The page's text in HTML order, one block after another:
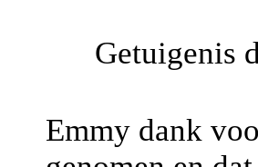
Getuigenis
Emmy dank